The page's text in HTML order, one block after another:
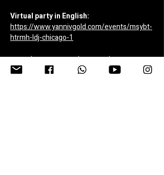
Virtual party in English:
https://www.yannivgold.com/events/msybt-
htrmh-ldj-chicago-1
שיקי האהוב שלנו, המוכר לרבים ברחבי העולם
כדיג׳יי שיקגו מההרכב 1200 מיקרוגרמס, עבר